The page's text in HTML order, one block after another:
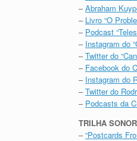
–Abraham
– Livro “O
– Podcast
– Instagram do
–Twitter do
– Facebook do
– Instagram do
–Twitter do
– Podcasts da
TRILHA
–“Postcards